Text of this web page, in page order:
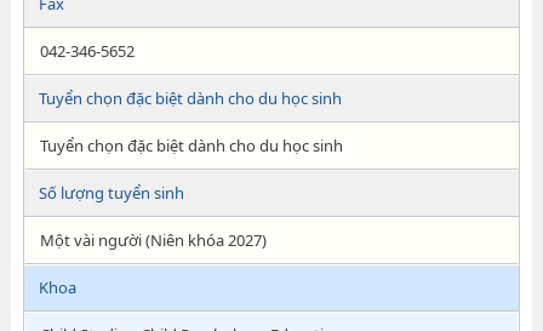
042-346-5652
Tuyển chọn đặc biệt dành cho du học sinh
Tuyển chọn đặc biệt dành cho du học sinh
Số lượng tuyển sinh
Một vài người (Niên khóa 2027)
Khoa